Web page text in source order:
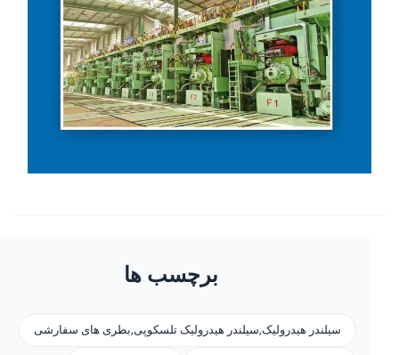
برچسب ها
سیلندر هیدرولیک,سیلندر هیدرولیک تلسکوپی,بطری های سفارشی